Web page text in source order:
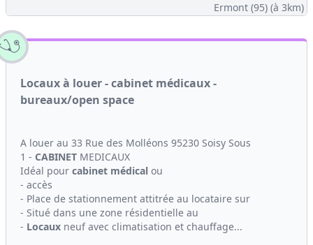
Ermont (95) (à 3km)
Locaux à louer - cabinet médicaux -
bureaux/open space
A louer au 33 Rue des Molléons 95230 Soisy Sous
1 - CABINET MEDICAUX
Idéal pour cabinet médical ou
- accès
- Place de stationnement attitrée au locataire sur
- Situé dans une zone résidentielle au
- Locaux neuf avec climatisation et chauffage...